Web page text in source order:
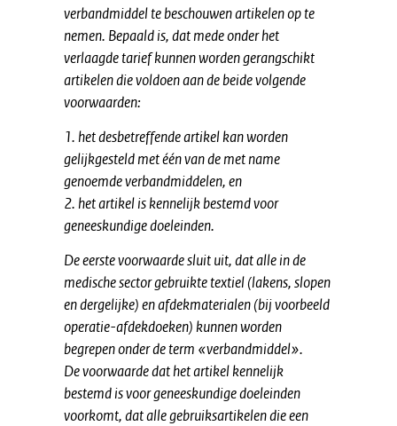
verbandmiddel te beschouwen artikelen op te
nemen. Bepaald is, dat mede onder het
verlaagde tarief kunnen worden gerangschikt
artikelen die voldoen aan de beide volgende
voorwaarden:
1. het desbetreffende artikel kan worden
gelijkgesteld met één van de met name
genoemde verbandmiddelen, en
2. het artikel is kennelijk bestemd voor
geneeskundige doeleinden.
De eerste voorwaarde sluit uit, dat alle in de
medische sector gebruikte textiel (lakens, slopen
en dergelijke) en afdekmaterialen (bij voorbeeld
operatie-afdekdoeken) kunnen worden
begrepen onder de term «verbandmiddel».
De voorwaarde dat het artikel kennelijk
bestemd is voor geneeskundige doeleinden
voorkomt, dat alle gebruiksartikelen die een